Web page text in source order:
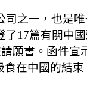
之一，也是
17篇有關中
願書。函件
在中國的結